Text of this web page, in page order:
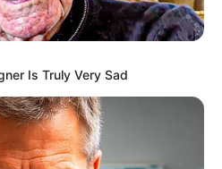
νέα
γραμμές με τη
επέκτασης του Μετρό
Πάτρα: Πέθανε βρέφος
Is Truly Very Sad